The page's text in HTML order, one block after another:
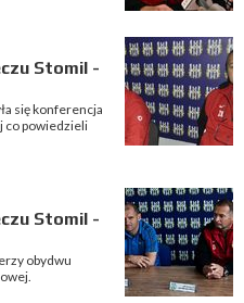
Stomil -
się konferencja
co powiedzieli
Stomil -
obydwu